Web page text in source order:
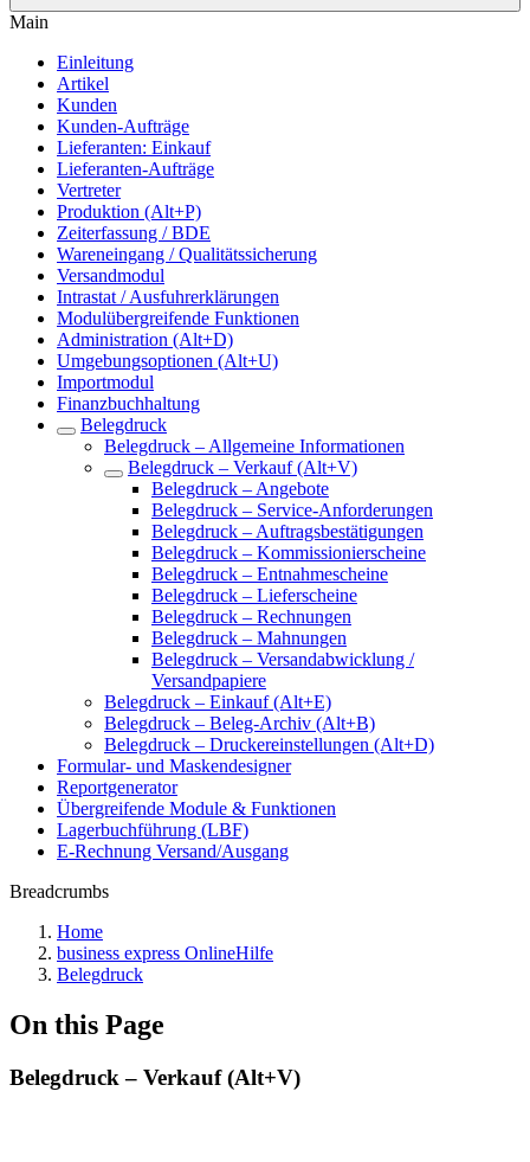
Main
Einleitung
Artikel
Kunden
Kunden-Aufträge
Lieferanten: Einkauf
Lieferanten-Aufträge
Vertreter
Produktion (Alt+P)
Zeiterfassung / BDE
Wareneingang / Qualitätssicherung
Versandmodul
Intrastat / Ausfuhrerklärungen
Modulübergreifende Funktionen
Administration (Alt+D)
Umgebungsoptionen (Alt+U)
Importmodul
Finanzbuchhaltung
Belegdruck
Belegdruck – Allgemeine Informationen
Belegdruck – Verkauf (Alt+V)
Belegdruck – Angebote
Belegdruck – Service-Anforderungen
Belegdruck – Auftragsbestätigungen
Belegdruck – Kommissionierscheine
Belegdruck – Entnahmescheine
Belegdruck – Lieferscheine
Belegdruck – Rechnungen
Belegdruck – Mahnungen
Belegdruck – Versandabwicklung /
Versandpapiere
Belegdruck – Einkauf (Alt+E)
Belegdruck – Beleg-Archiv (Alt+B)
Belegdruck – Druckereinstellungen (Alt+D)
Formular- und Maskendesigner
Reportgenerator
Übergreifende Module & Funktionen
Lagerbuchführung (LBF)
E-Rechnung Versand/Ausgang
Breadcrumbs
Home
business express OnlineHilfe
Belegdruck
On this Page
Belegdruck – Verkauf (Alt+V)